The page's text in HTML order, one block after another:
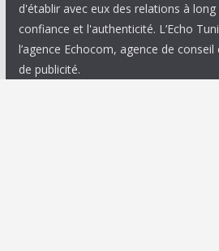
d'établir avec eux des relations à
confiance et l'authenticité. L’Echo
l’agence Echocom, agence de
de publicité.